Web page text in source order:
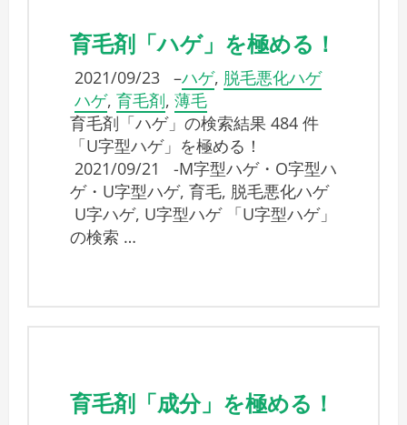
育毛剤「ハゲ」を極める！
2021/09/23 –ハゲ, 脱毛悪化ハゲ
ハゲ, 育毛剤, 薄毛
育毛剤「ハゲ」の検索結果 484 件
「U字型ハゲ」を極める！
2021/09/21 -M字型ハゲ・O字型ハ
ゲ・U字型ハゲ, 育毛, 脱毛悪化ハゲ
U字ハゲ, U字型ハゲ 「U字型ハゲ」
の検索 …
育毛剤「成分」を極める！